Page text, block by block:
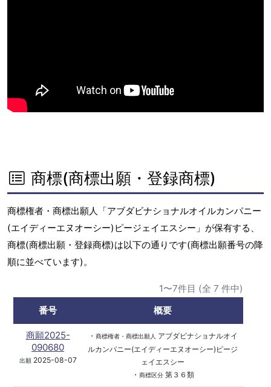
商標(商標出願・登録商標)
商標権者・商標出願人「アブダビナショナルオイルカンパニー
(エイディーエヌオーシー)ピージェイエスシー」が保有する、
商標(商標出願・登録商標)は以下の通りです(商標出願番号の降
順に並べています)。
1〜7件目 (全 7 件中)
番号
概要
商願2025-
090680
出願2025-08-07
・ 商標権者・商標出願人
アブダビナショナルオイ
ルカンパニー(エイディーエヌオーシー)ピージ
ェイエスシー
・ 商標区分第３６類